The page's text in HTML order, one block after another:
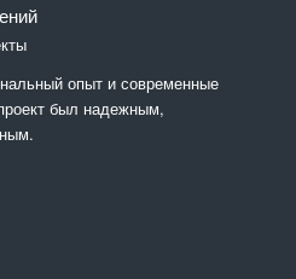
опыт и современные
был надежным,